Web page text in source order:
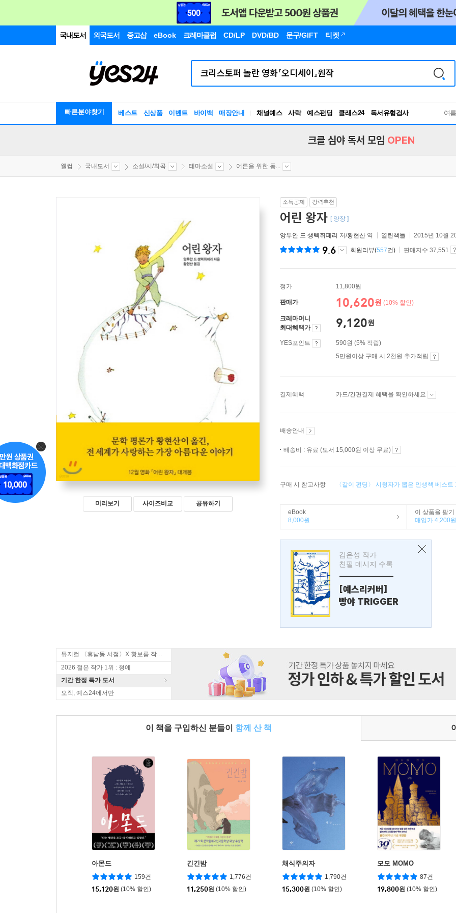
국내도서 외국도서 중고샵 eBook 크레마클럽 CD/LP DVD/BD 문구/GIFT 티켓
빠른분야찾기 베스트 신상품 이벤트 바이백 매장안내 채널예스 사락 예스펀딩 클래스24
독서유형검사
RBTI Lab
여
크클 심야 독서 모임 OPEN
웰컴 국내도서 소설/시/희곡 테마소설 어른을 위한 동...
미리보기 사이즈비교 공유하기
소득공제 강력추천
어린 왕자 [ 양장 ]
앙투안 드 생텍쥐페리 저/황현산 역 열린책들 2015년 10월
9.6 회원리뷰(557건) 판매지수 37,551
정가 11,800원
판매가 10,620원 (10% 할인)
크레마머니
최대혜택가
9,120원
YES포인트
590원 (5% 적립)
5만원이상 구매 시 2천원 추가적립
결제혜택 카드/간편결제 혜택을 확인하세요
배송안내
배송비 : 유료 (도서 15,000원 이상 무료)
구매 시 참고사항 〈같이 펀딩〉 시청자가 뽑은 인생책 베스트
eBook
8,000원
이 상품을 팔기
매입가 4,200원
김은성 작가
친필 메시지 수록
---------------
[예스리커버]
빵야 TRIGGER
뮤지컬 〈휴남동 서점〉X 황보름 작가 북토크
2026 젊은 작가 1위 : 청예
기간 한정 특가 도서
오직, 예스24에서만
이 책을 구입하신 분들이 함께 산 책
아몬드
159건
15,120원 (10% 할인)
긴긴밤
1,776건
11,250원 (10% 할인)
채식주의자
1,790건
15,300원 (10% 할인)
모모 MOMO
87건
19,800원 (10% 할인)